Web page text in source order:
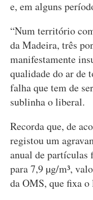
e, em alguns
“Num território
da Madeira, três
manifestamente
qualidade do ar de
falha que tem de
sublinha o liberal.
Recorda que, de
registou um
anual de partículas
para 7,9 µg/m³,
da OMS, que fixa